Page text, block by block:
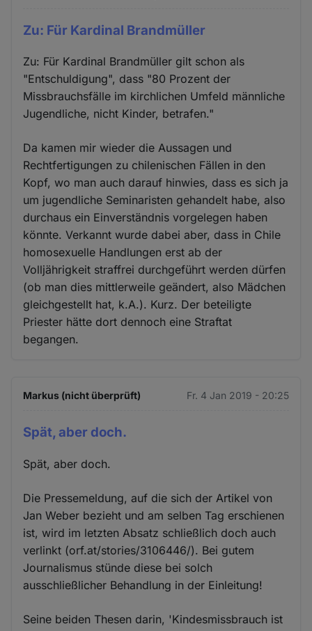
Zu: Für Kardinal Brandmüller
Zu: Für Kardinal Brandmüller gilt schon als
"Entschuldigung", dass "80 Prozent der
Missbrauchsfälle im kirchlichen Umfeld männliche
Jugendliche, nicht Kinder, betrafen."
Da kamen mir wieder die Aussagen und
Rechtfertigungen zu chilenischen Fällen in den
Kopf, wo man auch darauf hinwies, dass es sich ja
um jugendliche Seminaristen gehandelt habe, also
durchaus ein Einverständnis vorgelegen haben
könnte. Verkannt wurde dabei aber, dass in Chile
homosexuelle Handlungen erst ab der
Volljährigkeit straffrei durchgeführt werden dürfen
(ob man dies mittlerweile geändert, also Mädchen
gleichgestellt hat, k.A.). Kurz. Der beteiligte
Priester hätte dort dennoch eine Straftat
begangen.
Markus (nicht überprüft) Fr. 4 Jan 2019 - 20:25
Spät, aber doch.
Spät, aber doch.
Die Pressemeldung, auf die sich der Artikel von
Jan Weber bezieht und am selben Tag erschienen
ist, wird im letzten Absatz schließlich doch auch
verlinkt (orf.at/stories/3106446/). Bei gutem
Journalismus stünde diese bei solch
ausschließlicher Behandlung in der Einleitung!
Seine beiden Thesen darin, 'Kindesmissbrauch ist